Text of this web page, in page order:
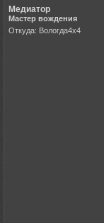
Медиатор
Мастер вождения
Откуда: Вологда4х4